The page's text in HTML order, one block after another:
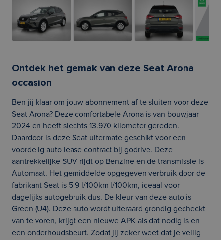
Ontdek het gemak van deze Seat Arona
occasion
Ben jij klaar om jouw abonnement af te sluiten voor deze
Seat Arona? Deze comfortabele Arona is van bouwjaar
2024 en heeft slechts 13.970 kilometer gereden.
Daardoor is deze Seat uitermate geschikt voor een
voordelig auto lease contract bij godrive. Deze
aantrekkelijke SUV rijdt op Benzine en de transmissie is
Automaat. Het gemiddelde opgegeven verbruik door de
fabrikant Seat is 5,9 l/100km l/100km, ideaal voor
dagelijks autogebruik dus. De kleur van deze auto is
Green (U4). Deze auto wordt uiteraard grondig gecheckt
van te voren, krijgt een nieuwe APK als dat nodig is en
een onderhoudsbeurt. Zodat jij zeker weet dat je veilig